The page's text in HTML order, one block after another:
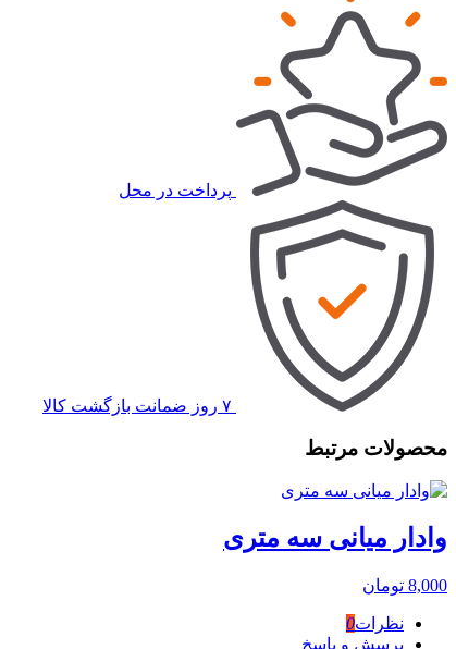
پرداخت در محل
۷ روز ضمانت بازگشت کالا
محصولات مرتبط
وادار میانی سه متری
8,000 تومان
نظرات0
پرسش و پاسخ